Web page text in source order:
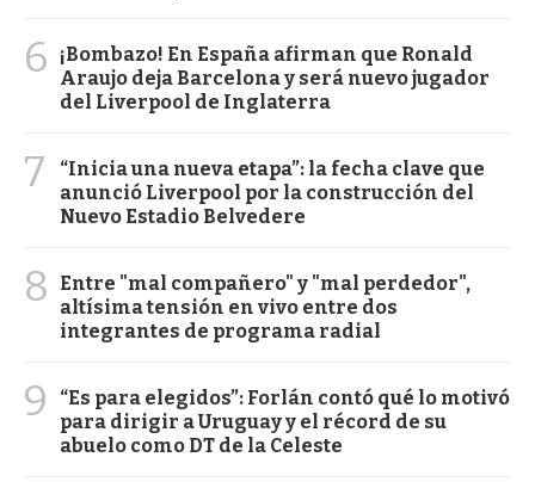
6
¡Bombazo! En España afirman que Ronald
Araujo deja Barcelona y será nuevo jugador
del Liverpool de Inglaterra
7
“Inicia una nueva etapa”: la fecha clave que
anunció Liverpool por la construcción del
Nuevo Estadio Belvedere
8
Entre "mal compañero" y "mal perdedor",
altísima tensión en vivo entre dos
integrantes de programa radial
9
“Es para elegidos”: Forlán contó qué lo motivó
para dirigir a Uruguay y el récord de su
abuelo como DT de la Celeste